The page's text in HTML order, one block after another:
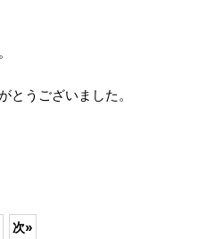
とうございました。
次»